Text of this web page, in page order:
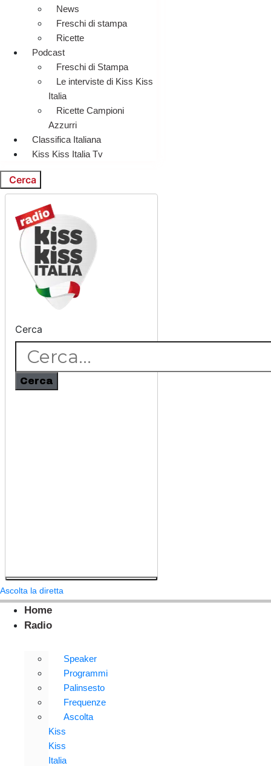
News
Freschi di stampa
Ricette
Podcast
Freschi di Stampa
Le interviste di Kiss Kiss
Italia
Ricette Campioni
Azzurri
Classifica Italiana
Kiss Kiss Italia Tv
Cerca
Cerca
Cerca
Ascolta la diretta
Home
Radio
Speaker
Programmi
Palinsesto
Frequenze
Ascolta
Kiss
Kiss
Italia